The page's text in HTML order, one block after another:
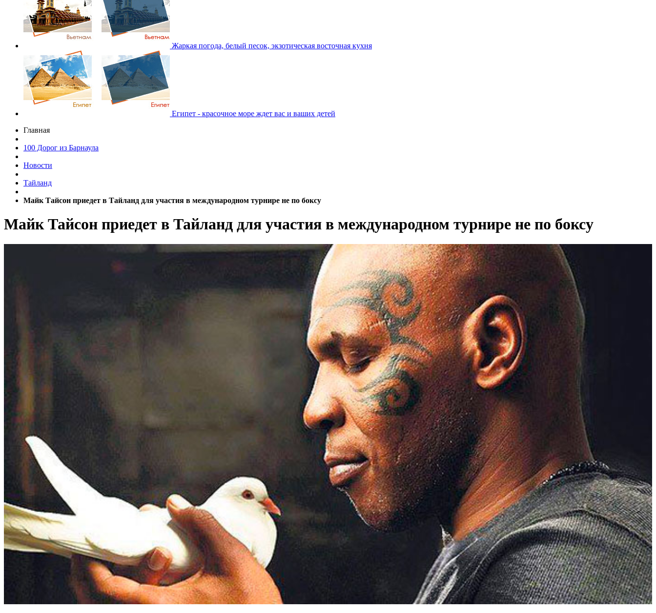
Жаркая погода, белый песок, экзотическая восточная кухня
Египет - красочное море ждет вас и ваших детей
Главная
100 Дорог из Барнаула
Новости
Тайланд
Майк Тайсон приедет в Тайланд для участия в международном турнире не по боксу
Майк Тайсон приедет в Тайланд для участия в международном турнире не по боксу